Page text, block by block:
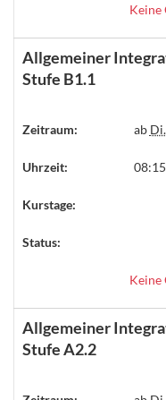
Keine
Allgemeiner
Stufe B1.1
Zeitraum: ab Di.
Uhrzeit:
Kurstage:
Status:
Keine
Allgemeiner
Stufe A2.2